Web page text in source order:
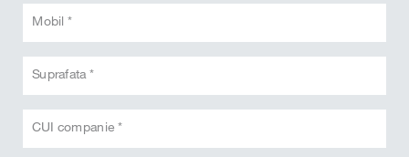
Mobil *
Suprafata *
CUI companie *